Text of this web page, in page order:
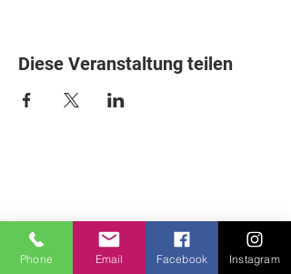
Diese Veranstaltung teilen
Phone Email Facebook Instagram